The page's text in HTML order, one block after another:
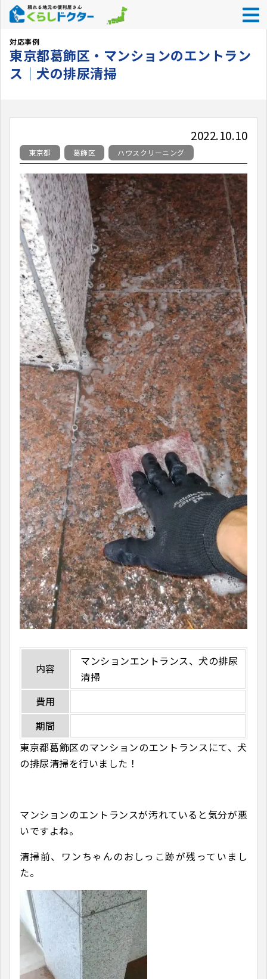
くらしドクター>対応事例 東京都 東京都葛飾区・マン
対応事例
東京都葛飾区・マンションのエントラン
ス｜犬の排尿清掃
2022.10.10
東京都 葛飾区 ハウスクリーニング
内容
マンションエントランス、犬の排尿
清掃
費用
期間
東京都葛飾区のマンションのエントランスにて、犬
の排尿清掃を行いました！
マンションのエントランスが汚れていると気分が悪
いですよね。
清掃前、ワンちゃんのおしっこ跡が残っていまし
た。